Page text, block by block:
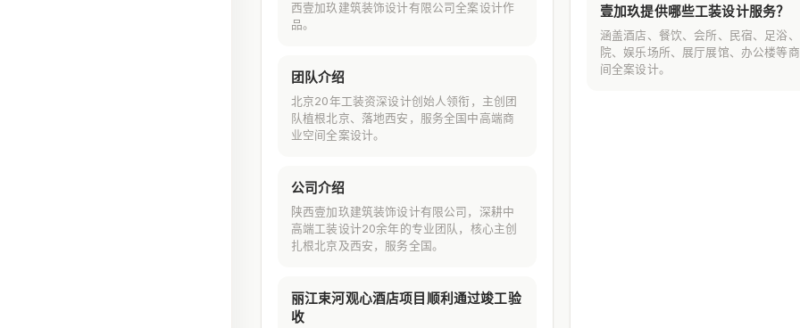
西壹加玖建筑装饰设计有限公司全案设计作
品。
团队介绍
北京20年工装资深设计创始人领衔，主创团
队植根北京、落地西安，服务全国中高端商
业空间全案设计。
公司介绍
陕西壹加玖建筑装饰设计有限公司，深耕中
高端工装设计20余年的专业团队，核心主创
扎根北京及西安，服务全国。
丽江束河观心酒店项目顺利通过竣工验
收
壹加玖提供哪些工装设计服务？
涵盖酒店、餐饮、会所、民宿、足浴
院、娱乐场所、展厅展馆、办公楼等
间全案设计。